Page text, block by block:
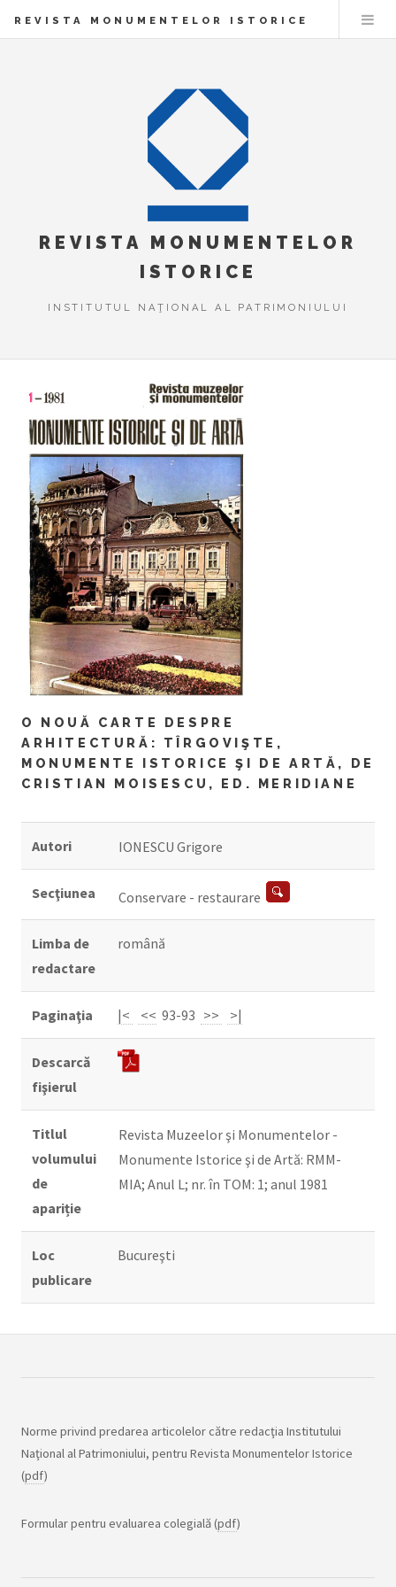
REVISTA MONUMENTELOR ISTORICE
REVISTA MONUMENTELOR
ISTORICE
INSTITUTUL NAŢIONAL AL PATRIMONIULUI
O NOUĂ CARTE DESPRE
ARHITECTURĂ: TÎRGOVIŞTE,
MONUMENTE ISTORICE ŞI DE ARTĂ, DE
CRISTIAN MOISESCU, ED. MERIDIANE
Autori IONESCU Grigore
Secţiunea Conservare - restaurare
Limba de
redactare
română
Paginaţia |< << 93-93 >> >|
Descarcă
fişierul
Titlul
volumului
de
apariție
Revista Muzeelor şi Monumentelor -
Monumente Istorice şi de Artă: RMM-
MIA; Anul L; nr. în TOM: 1; anul 1981
Loc
publicare
Bucureşti
Norme privind predarea articolelor către redacţia Institutului
Naţional al Patrimoniului, pentru Revista Monumentelor Istorice
(pdf)
Formular pentru evaluarea colegială (pdf)